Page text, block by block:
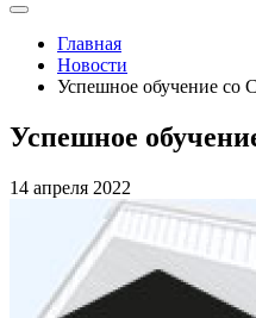
Главная
Новости
Успешное обучение со
Успешное
14 апреля 2022